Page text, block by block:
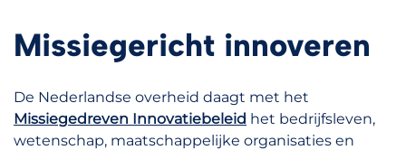
Missiegericht innoveren
De Nederlandse overheid daagt met het
Missiegedreven Innovatiebeleid het bedrijfsleven,
wetenschap, maatschappelijke organisaties en